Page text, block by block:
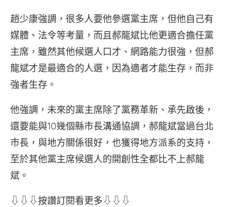
趙少康強調，很多人要他參選黨主席，但他自己有
媒體、法令等考量，而且郝龍斌比他更適合擔任黨
主席，雖然其他候選人口才、網路能力很強，但郝
龍斌才是最適合的人選，因為適者才能生存，而非
強者生存。
他強調，未來的黨主席除了黨務革新、承先啟後，
還要能與10幾個縣市長溝通協調，郝龍斌當過台北
市長，與地方關係很好，也獲得地方派系的支持，
至於其他黨主席候選人的開創性全都比不上郝龍
斌。
⇩⇩⇩按讚訂閱看更多⇩⇩⇩